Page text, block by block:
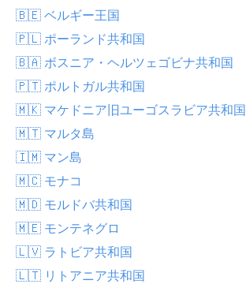
🇧🇪 ベルギー王国
🇵🇱 ポーランド共和国
🇧🇦 ボスニア・ヘルツェゴビナ共和国
🇵🇹 ポルトガル共和国
🇲🇰 マケドニア旧ユーゴスラビア共和国
🇲🇹 マルタ島
🇮🇲 マン島
🇲🇨 モナコ
🇲🇩 モルドバ共和国
🇲🇪 モンテネグロ
🇱🇻 ラトビア共和国
🇱🇹 リトアニア共和国